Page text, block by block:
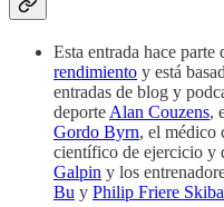
Esta entrada hace parte
rendimiento y está
entradas de blog y
deporte Alan Couzens,
Gordo Byrn, el médico
científico de ejercicio y
Galpin y los
Bu y Philip Friere Skiba